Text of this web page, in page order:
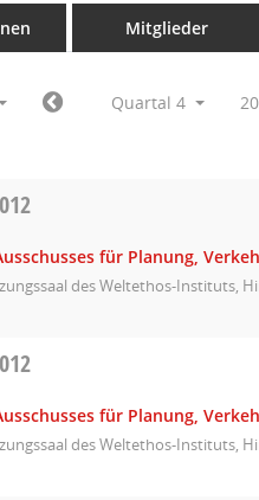
Mitglieder
Quartal 4
für Planung,
des Weltethos-Instituts,
für Planung,
des Weltethos-Instituts,